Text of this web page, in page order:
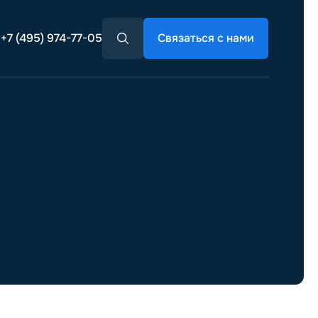
+7 (495) 974-77-05 Связаться с нами